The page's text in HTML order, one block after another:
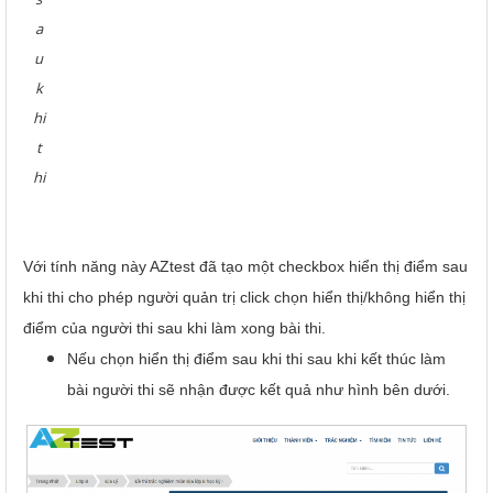
a
u
k
hi
t
hi
Với tính năng này AZtest đã tạo một checkbox hiển thị điểm sau
khi thi cho phép người quản trị click chọn hiển thị/không hiển thị
điểm của người thi sau khi làm xong bài thi.
Nếu chọn hiển thị điểm sau khi thi sau khi kết thúc làm
bài người thi sẽ nhận được kết quả như hình bên dưới.